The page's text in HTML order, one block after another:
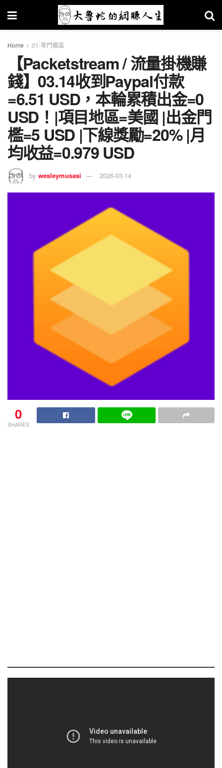
Home 01-零門檻區
【Packetstream / 流量掛機賺
錢】03.14收到Paypal付款
=6.51 USD，本輪累積出金=0
USD！|項目地區=美國 |出金門
檻=5 USD |下線獎勵=20% |月
均收益=0.979 USD
by wesleymusasi 2026-03-14
0
SHARES